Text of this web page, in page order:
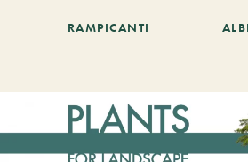
RAMPICANTI